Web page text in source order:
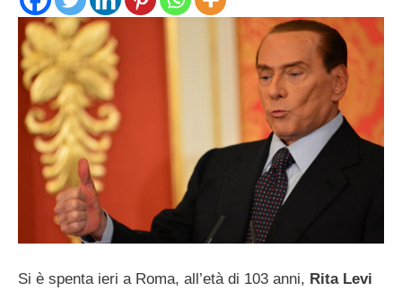
Si è spenta ieri a Roma, all’età di 103 anni, Rita Levi